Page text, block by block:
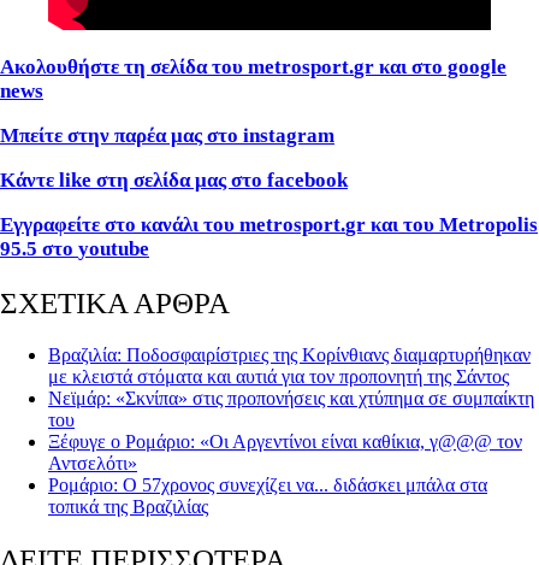
Ακολουθήστε τη σελίδα του metrosport.gr και στο google
news
Μπείτε στην παρέα μας στο instagram
Κάντε like στη σελίδα μας στο facebook
Εγγραφείτε στο κανάλι του metrosport.gr και του Metropolis
95.5 στο youtube
ΣΧΕΤΙΚΑ ΑΡΘΡΑ
Βραζιλία: Ποδοσφαιρίστριες της Κορίνθιανς διαμαρτυρήθηκαν
με κλειστά στόματα και αυτιά για τον προπονητή της Σάντος
Νεϊμάρ: «Σκνίπα» στις προπονήσεις και χτύπημα σε συμπαίκτη
του
Ξέφυγε ο Ρομάριο: «Οι Αργεντίνοι είναι καθίκια, γ@@@ τον
Αντσελότι»
Ρομάριο: Ο 57χρονος συνεχίζει να... διδάσκει μπάλα στα
τοπικά της Βραζιλίας